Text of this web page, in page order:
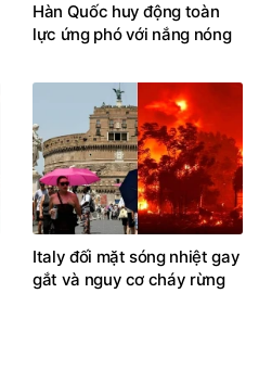
Hàn Quốc huy động toàn
lực ứng phó với nắng nóng
Italy đối mặt sóng nhiệt gay
gắt và nguy cơ cháy rừng